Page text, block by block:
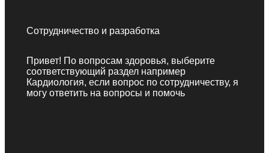
Сотрудничество и разработка
Привет! По вопросам здоровья, выберите
соответствующий раздел например
Кардиология, если вопрос по сотрудничеству, я
могу ответить на вопросы и помочь